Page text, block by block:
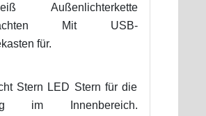
Außenlichterkette
Mit USB-
für.
Stern LED Stern für die
im Innenbereich.